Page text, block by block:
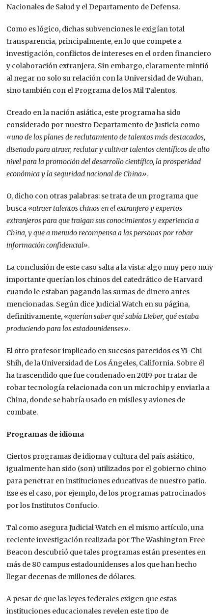
Nacionales de Salud y el Departamento de Defensa.
Como es lógico, dichas subvenciones le exigían total
transparencia, principalmente, en lo que compete a
investigación, conflictos de intereses en el orden financiero
y colaboración extranjera. Sin embargo, claramente mintió
al negar no solo su relación con la Universidad de Wuhan,
sino también con el Programa de los Mil Talentos.
Creado en la nación asiática, este programa ha sido
considerado por nuestro Departamento de Justicia como
«uno de los planes de reclutamiento de talentos más destacados,
diseñado para atraer, reclutar y cultivar talentos científicos de alto
nivel para la promoción del desarrollo científico, la prosperidad
económica y la seguridad nacional de China».
O, dicho con otras palabras: se trata de un programa que
busca «atraer talentos chinos en el extranjero y expertos
extranjeros para que traigan sus conocimientos y experiencia a
China, y que a menudo recompensa a las personas por robar
información confidencial».
La conclusión de este caso salta a la vista: algo muy pero muy
importante querían los chinos del catedrático de Harvard
cuando le estaban pagando las sumas de dinero antes
mencionadas. Según dice Judicial Watch en su página,
definitivamente, «querían saber qué sabía Lieber, qué estaba
produciendo para los estadounidenses».
El otro profesor implicado en sucesos parecidos es Yi-Chi
Shih, de la Universidad de Los Ángeles, California. Sobre él
ha trascendido que fue condenado en 2019 por tratar de
robar tecnología relacionada con un microchip y enviarla a
China, donde se habría usado en misiles y aviones de
combate.
Programas de idioma
Ciertos programas de idioma y cultura del país asiático,
igualmente han sido (son) utilizados por el gobierno chino
para penetrar en instituciones educativas de nuestro patio.
Ese es el caso, por ejemplo, de los programas patrocinados
por los Institutos Confucio.
Tal como asegura Judicial Watch en el mismo artículo, una
reciente investigación realizada por The Washington Free
Beacon descubrió que tales programas están presentes en
más de 80 campus estadounidenses a los que han hecho
llegar decenas de millones de dólares.
A pesar de que las leyes federales exigen que estas
instituciones educacionales revelen este tipo de